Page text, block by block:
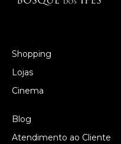
Shopping
Lojas
Cinema
Blog
Atendimento ao Cliente